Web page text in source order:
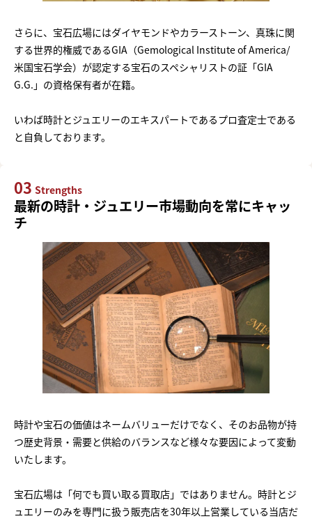
さらに、宝石広場にはダイヤモンドやカラーストーン、真珠に関
する世界的権威であるGIA（Gemological Institute of America/
米国宝石学会）が認定する宝石のスペシャリストの証「GIA
G.G.」の資格保有者が在籍。
いわば時計とジュエリーのエキスパートであるプロ査定士である
と自負しております。
03 Strengths
最新の時計・ジュエリー市場動向を常にキャッ
チ
時計や宝石の価値はネームバリューだけでなく、そのお品物が持
つ歴史背景・需要と供給のバランスなど様々な要因によって変動
いたします。
宝石広場は「何でも買い取る買取店」ではありません。時計とジ
ュエリーのみを専門に扱う販売店を30年以上営業している当店だ